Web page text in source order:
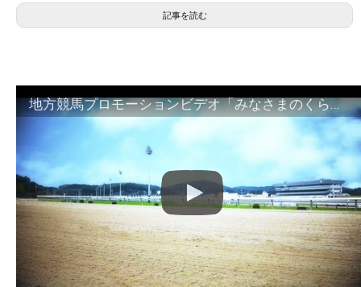
記事を読む
地方競馬プロモーションビデオ「みなさまのくらしのために」30秒篇｜NAR公式